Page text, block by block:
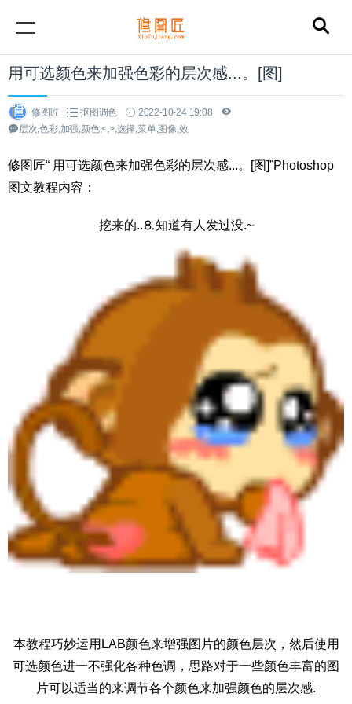
用可选颜色来加强色彩的层次感...。[图]
修图匠 抠图调色
2022-10-24 19:08
层次,色彩,加强,颜色,<,>,选择,菜单,图像,效
修图匠“ 用可选颜色来加强色彩的层次感...。[图]”Photoshop
图文教程内容：
挖来的..⒏知道有人发过没.~
本教程巧妙运用LAB颜色来增强图片的颜色层次，然后使用
可选颜色进一不强化各种色调，思路对于一些颜色丰富的图
片可以适当的来调节各个颜色来加强颜色的层次感.